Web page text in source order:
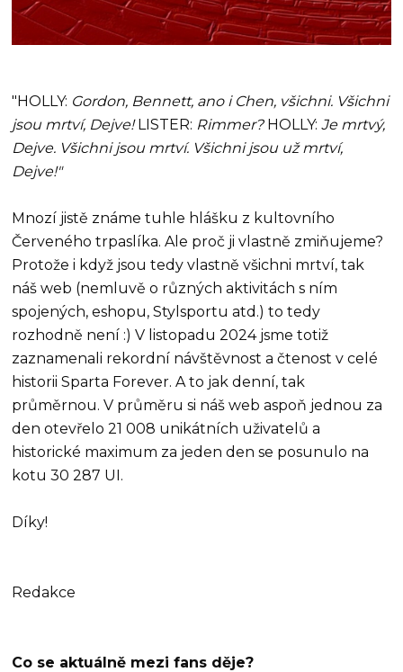
"HOLLY: Gordon, Bennett, ano i Chen, všichni. Všichni
jsou mrtví, Dejve!LISTER: Rimmer?HOLLY:Je mrtvý,
Dejve. Všichni jsou mrtví. Všichni jsou už mrtví,
Dejve!"
Mnozí jistě známe tuhle hlášku z kultovního
Červeného trpaslíka. Ale proč ji vlastně zmiňujeme?
Protože i když jsou tedy vlastně všichni mrtví, tak
náš web (nemluvě o různých aktivitách s ním
spojených, eshopu, Stylsportu atd.) to tedy
rozhodně není :) V listopadu 2024 jsme totiž
zaznamenali rekordní návštěvnost a čtenost v celé
historii Sparta Forever. A to jak denní, tak
průměrnou. V průměru si náš web aspoň jednou za
den otevřelo 21 008 unikátních uživatelů a
historické maximum za jeden den se posunulo na
kotu 30 287 UI.
Díky!
Redakce
Co se aktuálně mezi fans děje?